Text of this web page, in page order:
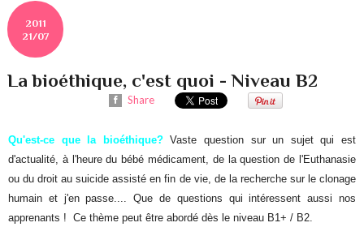
2011
21/07
La bioéthique, c'est quoi - Niveau B2
Share
Qu'est-ce que la bioéthique?Vaste question sur un sujet qui est
d'actualité, à l'heure du bébé médicament, de la question de l'Euthanasie
ou du droit au suicide assisté en fin de vie, de la recherche sur le clonage
humain et j'en passe.... Que de questions qui intéressent aussi nos
apprenants ! Ce thème peut être abordé dès le niveau B1+ / B2.